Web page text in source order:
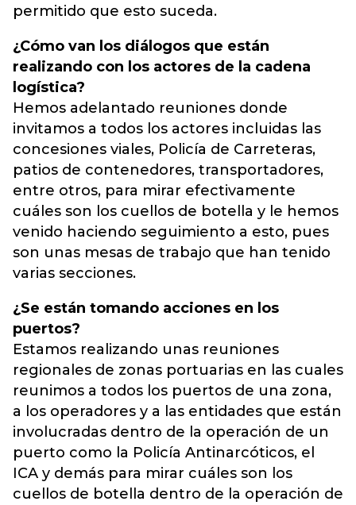
permitido que esto suceda.
¿Cómo van los diálogos que están
realizando con los actores de la cadena
logística?
Hemos adelantado reuniones donde
invitamos a todos los actores incluidas las
concesiones viales, Policía de Carreteras,
patios de contenedores, transportadores,
entre otros, para mirar efectivamente
cuáles son los cuellos de botella y le hemos
venido haciendo seguimiento a esto, pues
son unas mesas de trabajo que han tenido
varias secciones.
¿Se están tomando acciones en los
puertos?
Estamos realizando unas reuniones
regionales de zonas portuarias en las cuales
reunimos a todos los puertos de una zona,
a los operadores y a las entidades que están
involucradas dentro de la operación de un
puerto como la Policía Antinarcóticos, el
ICA y demás para mirar cuáles son los
cuellos de botella dentro de la operación de